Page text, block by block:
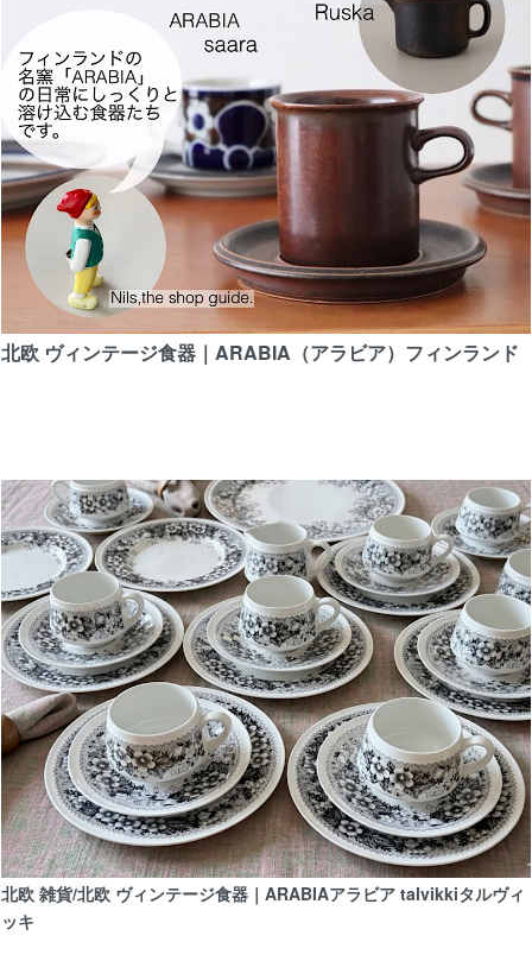
【北欧 雑貨/北欧 食器】ARABIAアラビア
ート
9/4
【北欧 雑貨/北欧キッチン雑貨】キッチンタオ
【北欧 雑貨/北欧 インテリア雑貨】Lassons
ンドの国旗
8/31
【北欧 雑貨/北欧 食器】グスタフスベリ ピン
【北欧 雑貨/北欧 インテリア】ニルスの不思
ウデコレーション
北欧 ヴィンテージ食器｜ARABIA（アラビア）フィンランド
北欧 雑貨/北欧 ヴィンテージ食器｜ARABIAアラビア talvikkiタルヴィ
ッキ